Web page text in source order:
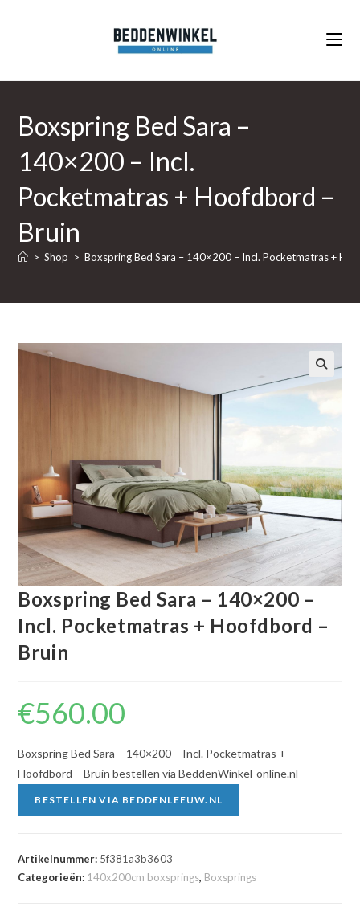
Boxspring Bed Sara –
140×200 – Incl.
Pocketmatras + Hoofdbord –
Bruin
> Shop > Boxspring Bed Sara – 140×200 – Incl. Pocketmatras +
🔍
Boxspring Bed Sara – 140×200 –
Incl. Pocketmatras + Hoofdbord –
Bruin
€560.00
Boxspring Bed Sara – 140×200 – Incl. Pocketmatras +
Hoofdbord – Bruin bestellen via BeddenWinkel-online.nl
BESTELLEN VIA BEDDENLEEUW.NL
Artikelnummer: 5f381a3b3603
Categorieën: 140x200cm boxsprings, Boxsprings